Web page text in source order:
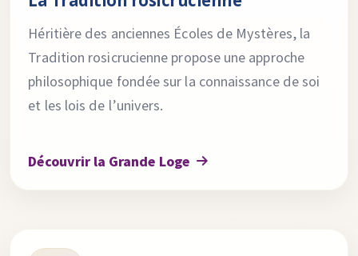
Héritière des anciennes Écoles de Mystères, la
Tradition rosicrucienne propose une approche
philosophique fondée sur la connaissance de soi
et les lois de l’univers.
Découvrir la Grande Loge